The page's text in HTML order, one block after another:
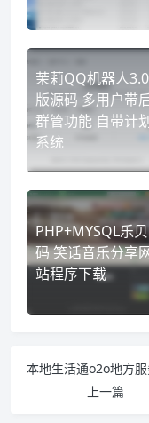
茉莉QQ机器人
版源码 多用户带
群管功能 自带计
系统
PHP+MYSQL乐
码 笑话音乐分享
站程序下载
上一篇